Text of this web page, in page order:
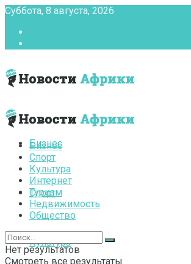
Суббота, 8 августа, 2026
Бизнес
Спорт
Культура
Бизнес
Спорт
Культура
Интернет
Туризм
Недвижимость
Общество
Нет результатов
Смотреть все результаты